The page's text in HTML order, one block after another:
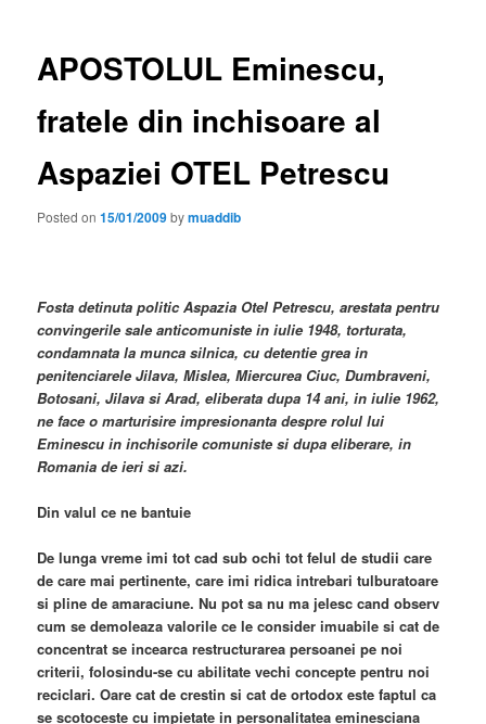
APOSTOLUL Eminescu,
fratele din inchisoare al
Aspaziei OTEL Petrescu
Posted on15/01/2009bymuaddib
Fosta detinuta politic Aspazia Otel Petrescu, arestata pentru
convingerile sale anticomuniste in iulie 1948, torturata,
condamnata la munca silnica, cu detentie grea in
penitenciarele Jilava, Mislea, Miercurea Ciuc, Dumbraveni,
Botosani, Jilava si Arad, eliberata dupa 14 ani, in iulie 1962,
ne face o marturisire impresionanta despre rolul lui
Eminescu in inchisorile comuniste si dupa eliberare, in
Romania de ieri si azi.
Din valul ce ne bantuie
De lunga vreme imi tot cad sub ochi tot felul de studii care
de care mai pertinente, care imi ridica intrebari tulburatoare
si pline de amaraciune. Nu pot sa nu ma jelesc cand observ
cum se demoleaza valorile ce le consider imuabile si cat de
concentrat se incearca restructurarea persoanei pe noi
criterii, folosindu-se cu abilitate vechi concepte pentru noi
reciclari. Oare cat de crestin si cat de ortodox este faptul ca
se scotoceste cu impietate in personalitatea eminesciana